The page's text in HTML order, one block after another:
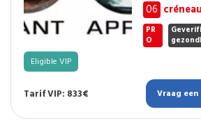
06
PR
O
Eligible VIP
Tarif VIP: 833€ Vraag